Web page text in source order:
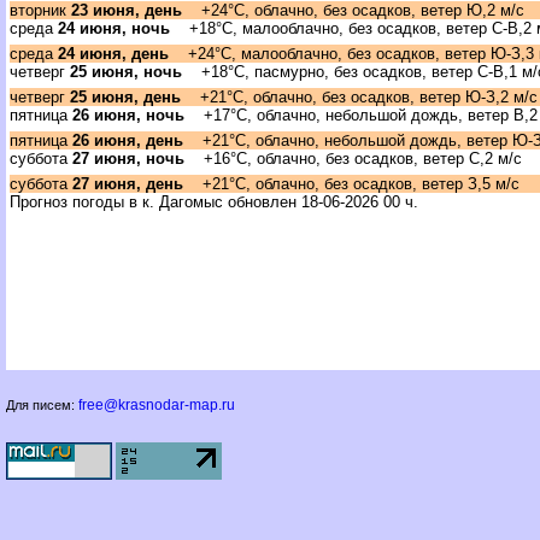
торник 23 июня, день +24°C, облачно, без осадков, ветер Ю,2 м/с
среда 24 июня, ночь +18°C, малооблачно, без осадков, ветер С-В,2
среда 24 июня, день +24°C, малооблачно, без осадков, ветер Ю-З,3
четвер 25 июня, ночь +18°C, пасмурно, без осадков, ветер С-В,1 м/
четвер 25 июня, день +21°C, облачно, без осадков, ветер Ю-З,2 м/с
пятница 26 июня, ночь +17°C, облачно, небольшой дождь, ветер
пятница 26 июня, день +21°C, облачно, небольшой дождь, ветер Ю-
суббота 27 июня, ночь +16°C, облачно, без осадков, ветер С,2 м/с
суббота 27 июня, день +21°C, облачно, без осадков, ветер З,5 м/с
Прогноз погоды в к. Дагомыс обновлен 18-06-2026 00 ч.
Для писем: free@krasnodar-map.ru